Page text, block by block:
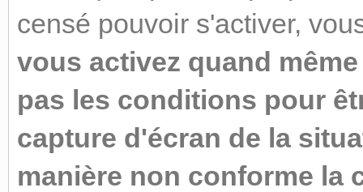
censé pouvoir s'activer,
vous activez quand
pas les conditions pour
capture d'écran de la
manière non conforme la